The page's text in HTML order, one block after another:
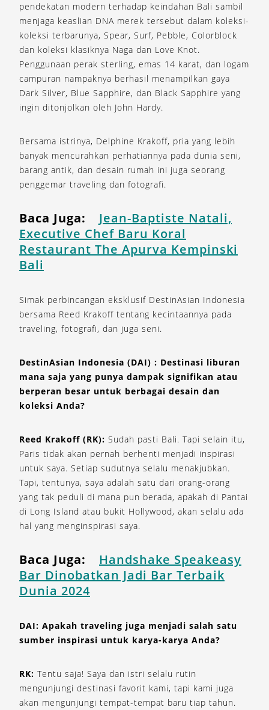
pendekatan modern terhadap keindahan Bali sambil
menjaga keaslian DNA merek tersebut dalam koleksi-
koleksi terbarunya, Spear, Surf, Pebble, Colorblock
dan koleksi klasiknya Naga dan Love Knot.
Penggunaan perak sterling, emas 14 karat, dan logam
campuran nampaknya berhasil menampilkan gaya
Dark Silver, Blue Sapphire, dan Black Sapphire yang
ingin ditonjolkan oleh John Hardy.
Bersama istrinya, Delphine Krakoff, pria yang lebih
banyak mencurahkan perhatiannya pada dunia seni,
barang antik, dan desain rumah ini juga seorang
penggemar traveling dan fotografi.
Baca Juga:
Jean-Baptiste Natali,
Executive Chef Baru Koral
Restaurant The Apurva Kempinski
Bali
Simak perbincangan eksklusif DestinAsian Indonesia
bersama Reed Krakoff tentang kecintaannya pada
traveling, fotografi, dan juga seni.
DestinAsian Indonesia (DAI) : Destinasi liburan
mana saja yang punya dampak signifikan atau
berperan besar untuk berbagai desain dan
koleksi Anda?
Reed Krakoff (RK): Sudah pasti Bali. Tapi selain itu,
Paris tidak akan pernah berhenti menjadi inspirasi
untuk saya. Setiap sudutnya selalu menakjubkan.
Tapi, tentunya, saya adalah satu dari orang-orang
yang tak peduli di mana pun berada, apakah di Pantai
di Long Island atau bukit Hollywood, akan selalu ada
hal yang menginspirasi saya.
Baca Juga:
Handshake Speakeasy
Bar Dinobatkan Jadi Bar Terbaik
Dunia 2024
DAI: Apakah traveling juga menjadi salah satu
sumber inspirasi untuk karya-karya Anda?
RK: Tentu saja! Saya dan istri selalu rutin
mengunjungi destinasi favorit kami, tapi kami juga
akan mengunjungi tempat-tempat baru tiap tahun.